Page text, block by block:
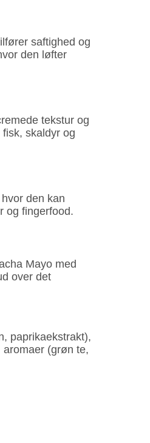
saftighed og
den løfter
tekstur og
skaldyr og
den kan
og fingerfood.
Mayo med
over det
paprikaekstrakt),
(grøn te,